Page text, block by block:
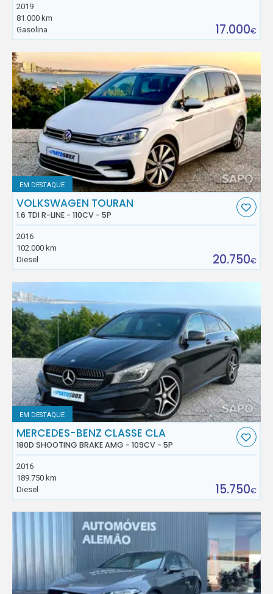
2019
81.000 km
Gasolina
17.000€
EM DESTAQUE
VOLKSWAGEN TOURAN
1.6 TDI R-LINE - 110CV - 5P
2016
102.000 km
Diesel
20.750€
EM DESTAQUE
MERCEDES-BENZ CLASSE CLA
180D SHOOTING BRAKE AMG - 109CV - 5P
2016
189.750 km
Diesel
15.750€